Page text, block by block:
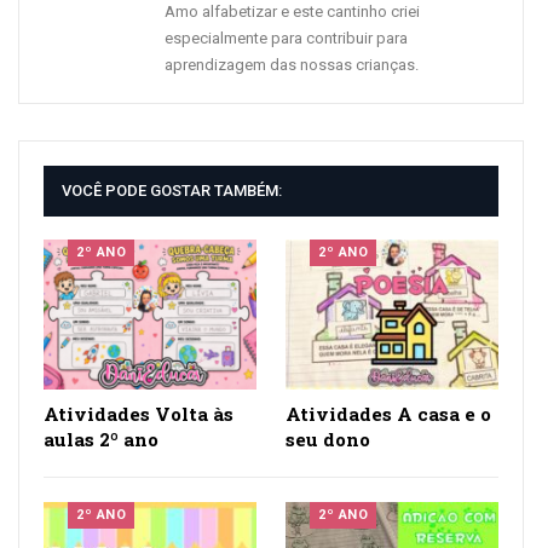
Amo alfabetizar e este cantinho criei
especialmente para contribuir para
aprendizagem das nossas crianças.
VOCÊ PODE GOSTAR TAMBÉM:
2º ANO
Atividades Volta às
aulas 2º ano
2º ANO
Atividades A casa e o
seu dono
2º ANO 2º ANO